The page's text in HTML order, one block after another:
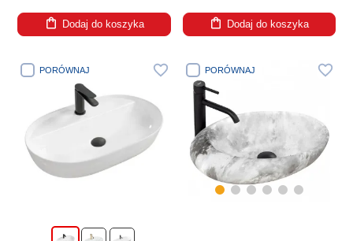
Dodaj do koszyka Dodaj do koszyka
PORÓWNAJ PORÓWNAJ